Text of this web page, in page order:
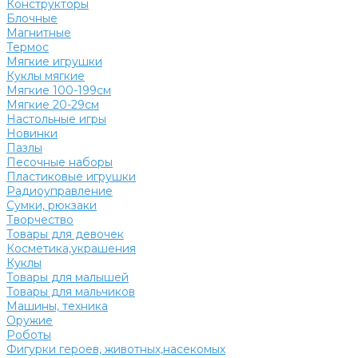
Конструкторы
Блочные
Магнитные
Термос
Мягкие игрушки
Куклы мягкие
Мягкие 100-199см
Мягкие 20-29см
Настольные игры
Новинки
Пазлы
Песочные наборы
Пластиковые игрушки
Радиоуправление
Сумки, рюкзаки
Творчество
Товары для девочек
Косметика,украшения
Куклы
Товары для малышей
Товары для мальчиков
Машины, техника
Оружие
Роботы
Фигурки героев, животных,насекомых